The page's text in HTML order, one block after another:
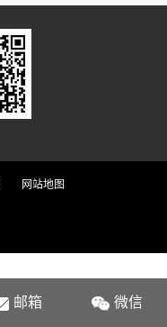
网站地图
邮箱 微信